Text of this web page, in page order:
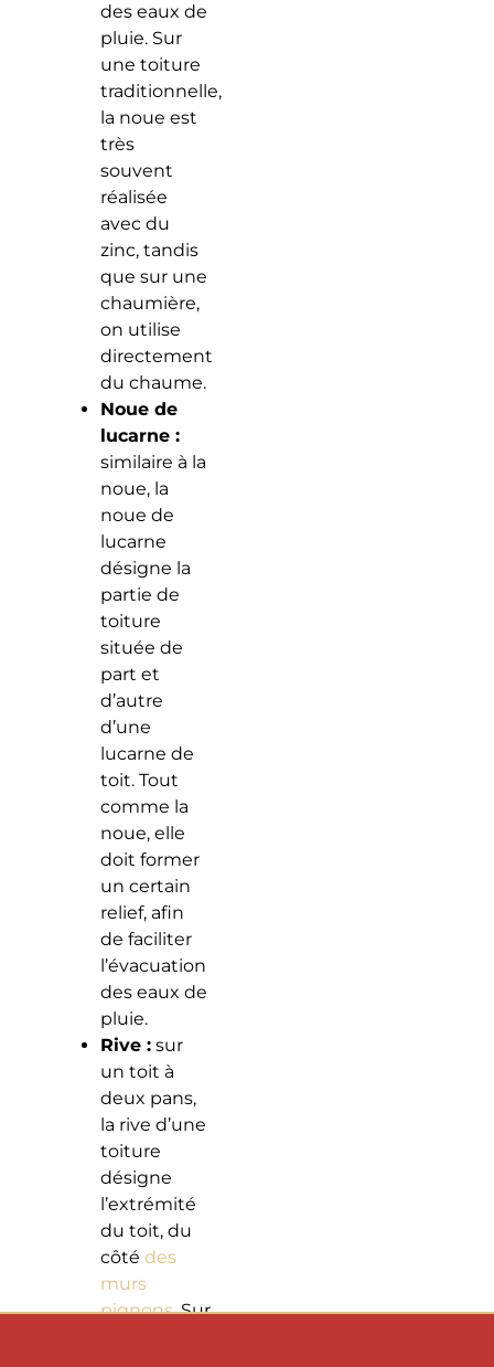
des eaux de
pluie. Sur
une toiture
traditionnelle,
la noue est
très
souvent
réalisée
avec du
zinc, tandis
que sur une
chaumière,
on utilise
directement
du chaume.
Noue de
lucarne :
similaire à la
noue, la
noue de
lucarne
désigne la
partie de
toiture
située de
part et
d’autre
d’une
lucarne de
toit. Tout
comme la
noue, elle
doit former
un certain
relief, afin
de faciliter
l’évacuation
des eaux de
pluie.
Rive :sur
un toit à
deux pans,
la rive d’une
toiture
désigne
l’extrémité
du toit, du
côté des
murs
pignons. Sur